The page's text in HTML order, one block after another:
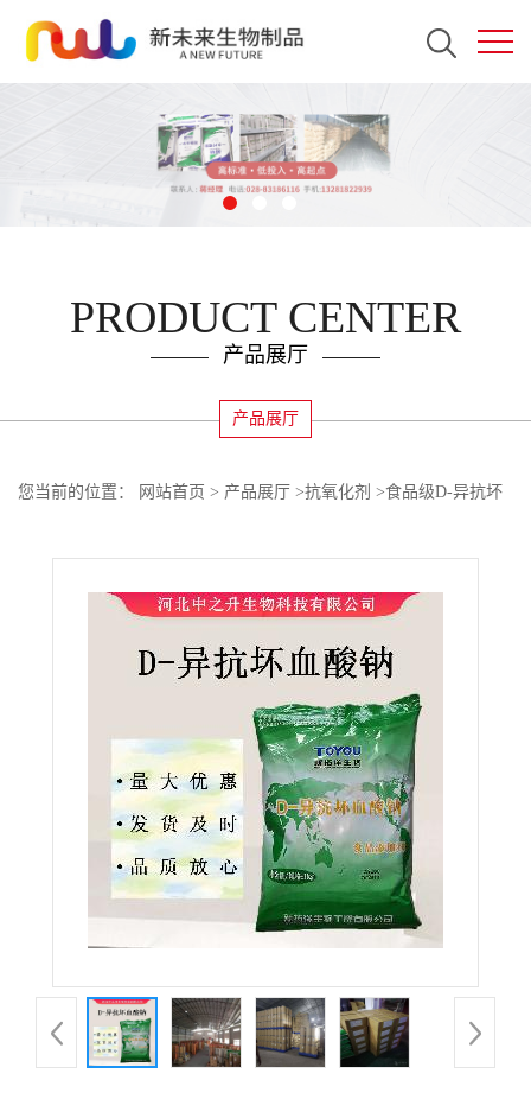
PRODUCT CENTER
产品展厅
产品展厅
您当前的位置： 网站首页 > 产品展厅 >抗氧化剂 >食品级D-异抗坏